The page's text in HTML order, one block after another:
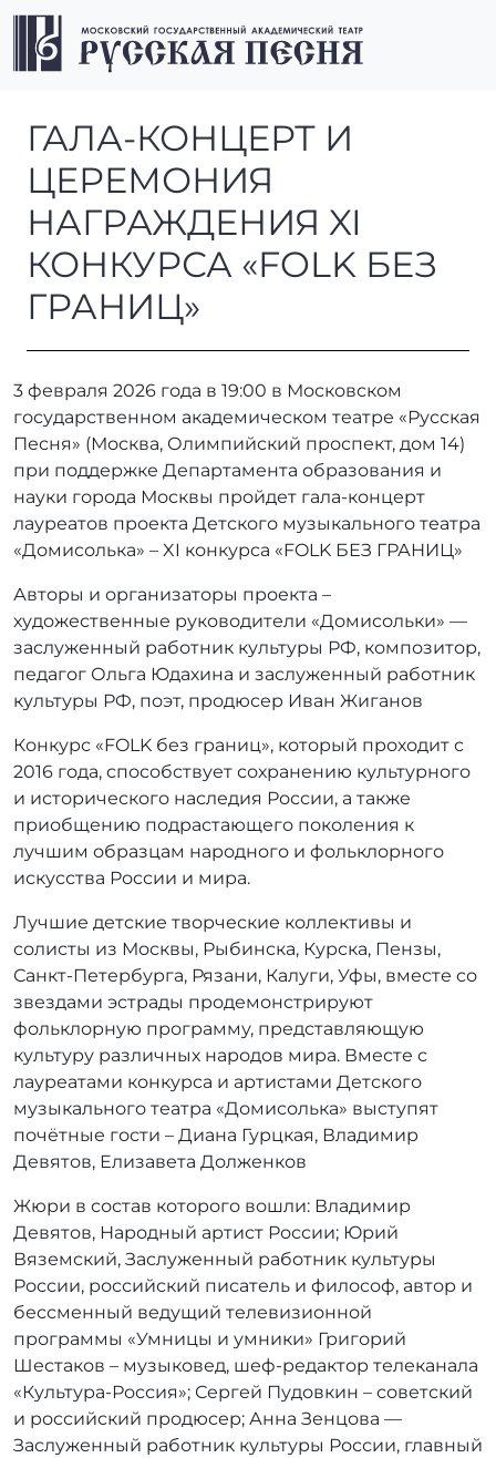
Перейти к содержимому
Перейти к футеру
ГАЛА-КОНЦЕРТ И
ГАЛА-КОНЦЕРТ И
ЦЕРЕМОНИЯ
НАГРАЖДЕНИЯ XI
КОНКУРСА «FOLK БЕЗ
ГРАНИЦ»
3 февраля 2026 года в 19:00 в Московском
государственном академическом театре «Русская
Песня» (Москва, Олимпийский проспект, дом 14)
при поддержке Департамента образования и
науки города Москвы пройдет гала-концерт
лауреатов проекта Детского музыкального театра
«Домисолька» – XI конкурса «FOLK БЕЗ ГРАНИЦ»
Авторы и организаторы проекта –
художественные руководители «Домисольки» —
заслуженный работник культуры РФ, композитор,
педагог Ольга Юдахина и заслуженный работник
культуры РФ, поэт, продюсер Иван Жиганов
Конкурс «FOLK без границ», который проходит с
2016 года, способствует сохранению культурного
и исторического наследия России, а также
приобщению подрастающего поколения к
лучшим образцам народного и фольклорного
искусства России и мира.
Лучшие детские творческие коллективы и
солисты из Москвы, Рыбинска, Курска, Пензы,
Санкт-Петербурга, Рязани, Калуги, Уфы, вместе со
звездами эстрады продемонстрируют
фольклорную программу, представляющую
культуру различных народов мира. Вместе с
лауреатами конкурса и артистами Детского
музыкального театра «Домисолька» выступят
почётные гости – Диана Гурцкая, Владимир
Девятов, Елизавета Долженков
Жюри в состав которого вошли: Владимир
Девятов, Народный артист России; Юрий
Вяземский, Заслуженный работник культуры
России, российский писатель и философ, автор и
бессменный ведущий телевизионной
программы «Умницы и умники» Григорий
Шестаков – музыковед, шеф-редактор телеканала
«Культура-Россия»; Сергей Пудовкин – советский
и российский продюсер; Анна Зенцова —
Заслуженный работник культуры России, главный